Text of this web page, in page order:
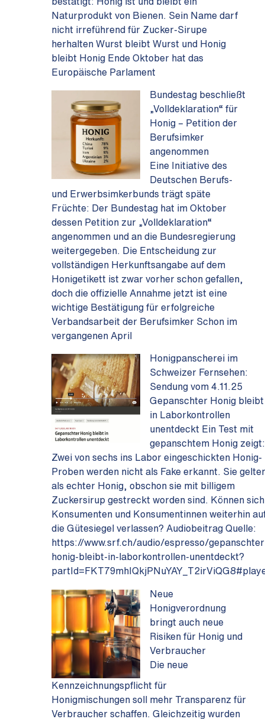
Naturprodukt von Bienen. Sein Name darf
nicht irreführend für Zucker-Sirupe
herhalten Wurst bleibt Wurst und Honig
bleibt Honig Ende Oktober hat das
Europäische Parlament
Bundestag beschließt
„Volldeklaration“ für
Honig – Petition der
Berufsimker
angenommen
Eine Initiative des
Deutschen Berufs-
und Erwerbsimkerbunds trägt späte
Früchte: Der Bundestag hat im Oktober
dessen Petition zur „Volldeklaration“
angenommen und an die Bundesregierung
weitergegeben. Die Entscheidung zur
vollständigen Herkunftsangabe auf dem
Honigetikett ist zwar vorher schon gefallen,
doch die offizielle Annahme jetzt ist eine
wichtige Bestätigung für erfolgreiche
Verbandsarbeit der Berufsimker Schon im
vergangenen April
Honigpanscherei im
Schweizer Fernsehen:
Sendung vom 4.11.25
Gepanschter Honig bleibt
in Laborkontrollen
unentdeckt Ein Test mit
gepanschtem Honig zeigt:
Zwei von sechs ins Labor eingeschickten Honig-
Proben werden nicht als Fake erkannt. Sie
als echter Honig, obschon sie mit billigem
Zuckersirup gestreckt worden sind. Können sich
Konsumenten und Konsumentinnen weiterhin
die Gütesiegel verlassen? Audiobeitrag Quelle:
https://www.srf.ch/audio/espresso/
honig-bleibt-in-laborkontrollen-unentdeckt?
Neue
Honigverordnung
bringt auch neue
Risiken für Honig und
Verbraucher
Die neue
Kennzeichnungspflicht für
Honigmischungen soll mehr Transparenz für
Verbraucher schaffen. Gleichzeitig wurden